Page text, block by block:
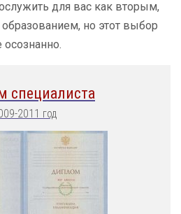
для вас как вторым,
но этот выбор
специалиста
2011 год